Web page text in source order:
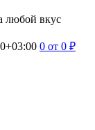
любой вкус
0 от 0 ₽